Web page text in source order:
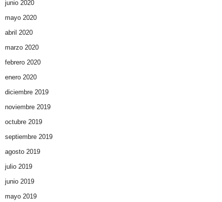
junio 2020
mayo 2020
abril 2020
marzo 2020
febrero 2020
enero 2020
diciembre 2019
noviembre 2019
octubre 2019
septiembre 2019
agosto 2019
julio 2019
junio 2019
mayo 2019